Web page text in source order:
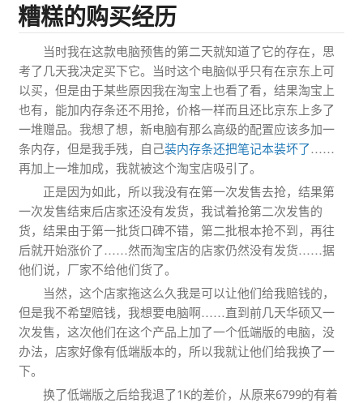
糟糕的购买经历
当时我在这款电脑预售的第二天就知道了它的存在，思
考了几天我决定买下它。当时这个电脑似乎只有在京东上可
以买，但是由于某些原因我在淘宝上也看了看，结果淘宝上
也有，能加内存条还不用抢，价格一样而且还比京东上多了
一堆赠品。我想了想，新电脑有那么高级的配置应该多加一
条内存，但是我手残，自己装内存条还把笔记本装坏了 ……
再加上一堆加成，我就被这个淘宝店吸引了。
正是因为如此，所以我没有在第一次发售去抢，结果第
一次发售结束后店家还没有发货，我试着抢第二次发售的
货，结果由于第一批货口碑不错，第二批根本抢不到，再往
后就开始涨价了……然而淘宝店的店家仍然没有发货……据
他们说，厂家不给他们货了。
当然，这个店家拖这么久我是可以让他们给我赔钱的，
但是我不希望赔钱，我想要电脑啊……直到前几天华硕又一
次发售，这次他们在这个产品上加了一个低端版的电脑，没
办法，店家好像有低端版本的，所以我就让他们给我换了一
下。
换了低端版之后给我退了1K的差价，从原来6799的有着